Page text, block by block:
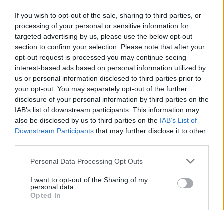
If you wish to opt-out of the sale, sharing to third parties, or
processing of your personal or sensitive information for
targeted advertising by us, please use the below opt-out
section to confirm your selection. Please note that after your
opt-out request is processed you may continue seeing
interest-based ads based on personal information utilized by
us or personal information disclosed to third parties prior to
your opt-out. You may separately opt-out of the further
disclosure of your personal information by third parties on the
IAB’s list of downstream participants. This information may
also be disclosed by us to third parties on the IAB’s List of
Downstream Participants that may further disclose it to other
Personal Data Processing Opt Outs
I want to opt-out of the Sharing of my
personal data.
Opted In
Pariuri sportive
Săptămâna europeană decisivă:
cum arată șansele echipelor din
Superligă?
Pariuri sportive
Univ. Craiova și FCSB, favorite la
titlu. Cum arată Cotele Antepost
Superbet la start de Superligă?
LĂSAȚI UN MESAJ